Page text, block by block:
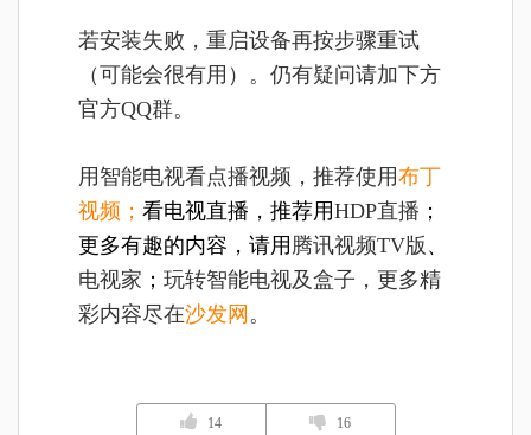
若安装失败，重启设备再按步骤重试
（可能会很有用）。仍有疑问请加下方
官方QQ群。
用智能电视看点播视频，推荐使用布丁
视频 ； 看电视直播，推荐用HDP直播 ；
更多有趣的内容，请用 腾讯视频TV版 、
电视家 ； 玩转智能电视及盒子，更多精
彩内容尽在沙发网 。
14 16